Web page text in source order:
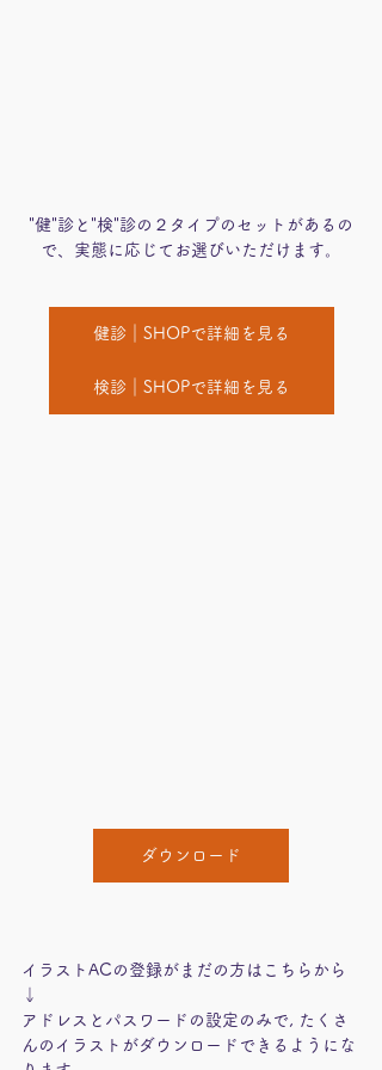
"健"診と"検"診の２タイプのセットがあるの
で、実態に応じてお選びいただけます。
健診｜SHOPで詳細を見る
検診｜SHOPで詳細を見る
ダウンロード
イラストACの登録がまだの方はこちらから
↓
アドレスとパスワードの設定のみで, たくさ
んのイラストがダウンロードできるようにな